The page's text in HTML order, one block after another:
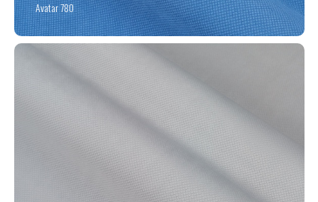
Avatar 780